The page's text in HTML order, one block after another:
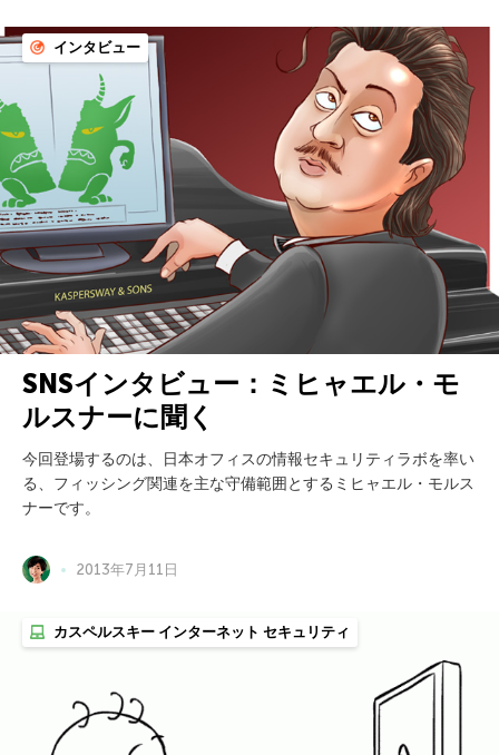
インタビュー
SNSインタビュー：ミヒャエル・モ
ルスナーに聞く
今回登場するのは、日本オフィスの情報セキュリティラボを率い
る、フィッシング関連を主な守備範囲とするミヒャエル・モルス
ナーです。
2013年7月11日
カスペルスキー インターネット セキュリティ